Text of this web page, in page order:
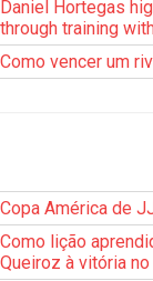
Daniel Hortegas
through training
Como vencer um
Copa América de
Como lição
Queiroz à vitória